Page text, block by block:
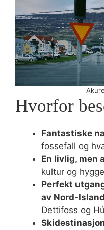
Hvorfor
Fantastiske
fossefall og
En livlig, men
kultur og
Perfekt
av Nord-Island
Dettifoss og